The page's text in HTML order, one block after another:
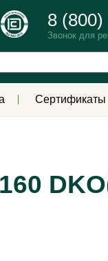
8 (800)
Звонок для
Сертификаты